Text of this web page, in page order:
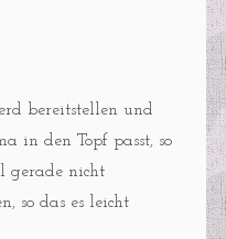
bereitstellen und
in den Topf passt, so
gerade nicht
so das es leicht